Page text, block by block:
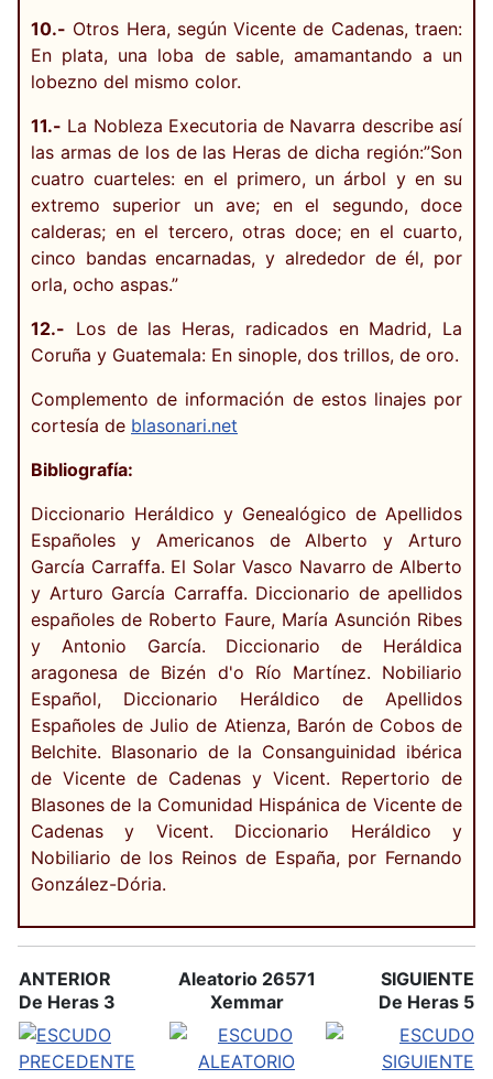
10.- Otros Hera, según Vicente de Cadenas, traen:
En plata, una loba de sable, amamantando a un
lobezno del mismo color.
11.- La Nobleza Executoria de Navarra describe así
las armas de los de las Heras de dicha región:”Son
cuatro cuarteles: en el primero, un árbol y en su
extremo superior un ave; en el segundo, doce
calderas; en el tercero, otras doce; en el cuarto,
cinco bandas encarnadas, y alrededor de él, por
orla, ocho aspas.”
12.- Los de las Heras, radicados en Madrid, La
Coruña y Guatemala: En sinople, dos trillos, de oro.
Complemento de información de estos linajes por
cortesía de blasonari.net
Bibliografía:
Diccionario Heráldico y Genealógico de Apellidos
Españoles y Americanos de Alberto y Arturo
García Carraffa. El Solar Vasco Navarro de Alberto
y Arturo García Carraffa. Diccionario de apellidos
españoles de Roberto Faure, María Asunción Ribes
y Antonio García. Diccionario de Heráldica
aragonesa de Bizén d'o Río Martínez. Nobiliario
Español, Diccionario Heráldico de Apellidos
Españoles de Julio de Atienza, Barón de Cobos de
Belchite. Blasonario de la Consanguinidad ibérica
de Vicente de Cadenas y Vicent. Repertorio de
Blasones de la Comunidad Hispánica de Vicente de
Cadenas y Vicent. Diccionario Heráldico y
Nobiliario de los Reinos de España, por Fernando
González-Dória.
ANTERIOR
De Heras 3
Aleatorio 26571
Xemmar
SIGUIENTE
De Heras 5